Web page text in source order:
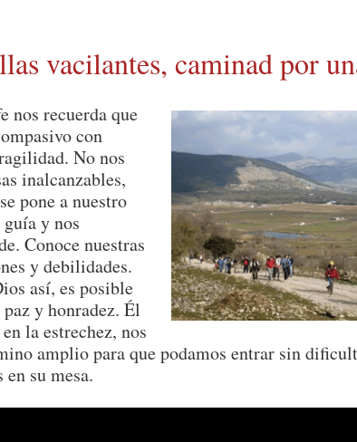
vacilantes, caminad por
nos recuerda que
con
No nos
inalcanzables,
pone a nuestro
y nos
Conoce nuestras
y debilidades.
así, es posible
y honradez. Él
la estrechez, nos
amplio para que podamos entrar sin
en su mesa.